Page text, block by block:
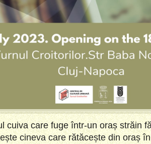
cuiva care fuge într-un oraș străin
cineva care rătăcește din oraș